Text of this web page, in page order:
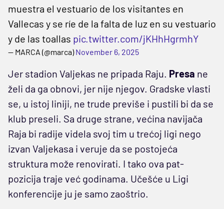
muestra el vestuario de los visitantes en
Vallecas y se ríe de la falta de luz en su vestuario
y de las toallas pic.twitter.com/jKHhHgrmhY
— MARCA (@marca)November 6, 2025
Jer stadion Valjekas ne pripada Raju. Presa ne
želi da ga obnovi, jer nije njegov. Gradske vlasti
se, u istoj liniji, ne trude previše i pustili bi da se
klub preseli. Sa druge strane, većina navijača
Raja bi radije videla svoj tim u trećoj ligi nego
izvan Valjekasa i veruje da se postojeća
struktura može renovirati. I tako ova pat-
pozicija traje već godinama. Učešće u Ligi
konferencije ju je samo zaoštrio.